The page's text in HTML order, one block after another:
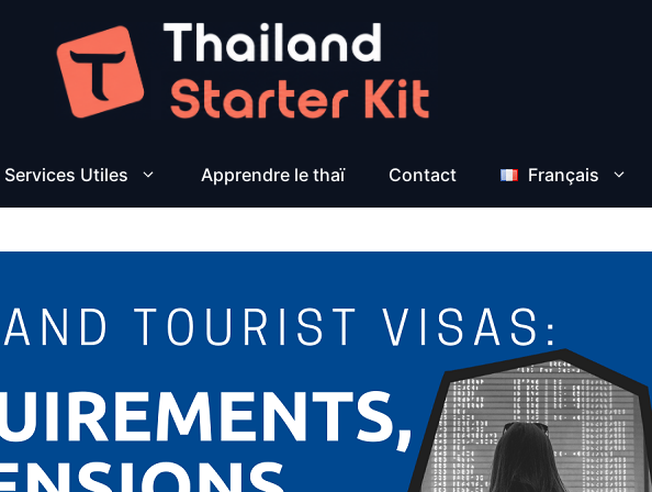
Services Utiles Apprendre le thaï Contact Français